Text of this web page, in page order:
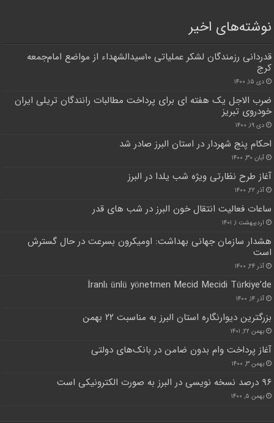
نوشته‌های اخیر
قدردانی رزمندگان لشکر عملیاتی ۱۰سیدالشهداء از مواضع امام‌جمعه
کرج
دی ۱۵, ۱۴۰۰
ضرب الاجل یک هفته ای برای پرداخت مطالبات رانندگان تریلی ایران
خودروی تبریز
دی ۱۹, ۱۴۰۰
احکام پنج شهردار در استان البرز صادر شد
آبان ۳۰, ۱۴۰۰
آغاز طرح نظارتی ویژه شب یلدا در البرز
آذر ۲۲, ۱۴۰۰
ساعات فعالیت انتقال خون البرز در شب های قدر
اردیبهشت ۱, ۱۴۰۱
هشدار سازمان جهانی بهداشت: اومیکرون بسرعت در حال گسترش
است
آذر ۲۴, ۱۴۰۰
İranlı ünlü yönetmen Mecid Mecidi Türkiye’de
آذر ۱۴, ۱۴۰۰
بزرگترین دیوارنگاره استان البرز به مناسبت ۲۲ بهمن
بهمن ۲۲, ۱۴۰۱
آغاز پرداخت وام بدون ضامن در بانک‌های دولتی
بهمن ۳, ۱۴۰۰
۹۶ درصد نسخه نویسی در البرز به صورت الکترونیکی است
بهمن ۵, ۱۴۰۰